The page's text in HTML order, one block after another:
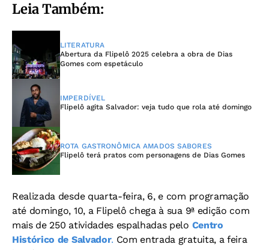
Leia Também:
LITERATURA
Abertura da Flipelô 2025 celebra a obra de Dias
Gomes com espetáculo
IMPERDÍVEL
Flipelô agita Salvador: veja tudo que rola até domingo
ROTA GASTRONÔMICA AMADOS SABORES
Flipelô terá pratos com personagens de Dias Gomes
Realizada desde quarta-feira, 6, e com programação
até domingo, 10, a Flipelô chega à sua 9ª edição com
mais de 250 atividades espalhadas pelo Centro
Histórico de Salvador. Com entrada gratuita, a feira